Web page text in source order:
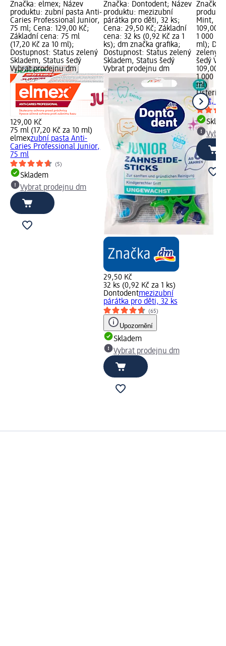
Značka: elmex; Název
produktu: zubní pasta Anti-
Caries Professional Junior,
75 ml; Cena: 129,00 Kč;
Základní cena: 75 ml
(17,20 Kč za 10 ml);
Dostupnost: Status zelený
Skladem, Status šedý
Vybrat prodejnu dm
129,00 Kč
75 ml (17,20 Kč za 10 ml)
elmexzubní pasta Anti-
Caries Professional Junior,
75 ml
(5)
Skladem
Vybrat prodejnu dm
Značka: Dontodent; Název
produktu: mezizubní
párátka pro děti, 32 ks;
Cena: 29,50 Kč; Základní
cena: 32 ks (0,92 Kč za 1
ks); dm značka grafika;
Dostupnost: Status zelený
Skladem, Status šedý
Vybrat prodejnu dm
29,50 Kč
32 ks (0,92 Kč za 1 ks)
Dontodentmezizubní
párátka pro děti, 32 ks
(65)
Upozornění
Skladem
Vybrat prodejnu dm
Značka:
Mint, 1
109,00
1 000 ml
ml);
zelený
šedý
109,00
1 000 ml
ml)
Listerine
Mint, 1